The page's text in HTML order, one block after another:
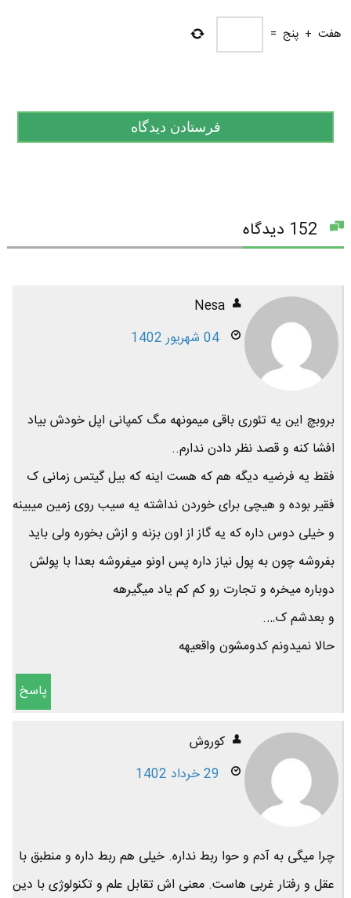
هفت + پنج =
Nesa
04 شهریور 1402
بروبچ این یه تئوری باقی میمونهه مگ کمپانی اپل خودش بیاد
افشا کنه و قصد نظر دادن ندارم..
فقط یه فرضیه دیگه هم که هست اینه که بیل گیتس زمانی ک
فقیر بوده و هیچی برای خوردن نداشته یه سیب روی زمین میبینه
و خیلی دوس داره که یه گاز از اون بزنه و ازش بخوره ولی باید
بفروشه چون به پول نیاز داره پس اونو میفروشه بعدا با پولش
دوباره میخره و تجارت رو کم کم یاد میگیرهه
و بعدشم ک….
حالا نمیدونم کدومشون واقعیهه
پاسخ
کوروش
29 خرداد 1402
چرا میگی به آدم و حوا ربط نداره. خیلی هم ربط داره و منطبق با
عقل و رفتار غربی هاست. معنی اش تقابل علم و تکنولوژی با دین